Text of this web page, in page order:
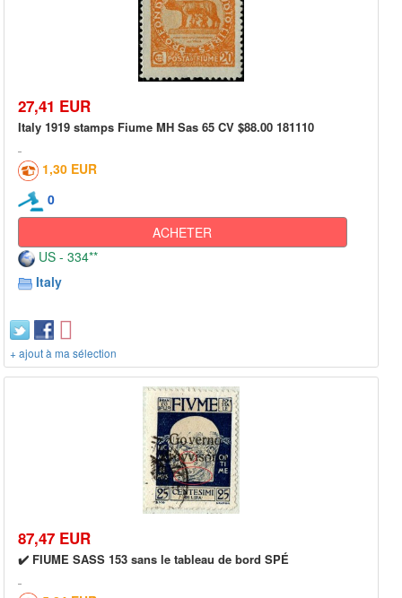
27,41 EUR
Italy 1919 stamps Fiume MH Sas 65 CV $88.00 181110
1,30 EUR
0
ACHETER
US - 334**
Italy
+ ajout à ma sélection
87,47 EUR
✔️ FIUME SASS 153 sans le tableau de bord SPÉ